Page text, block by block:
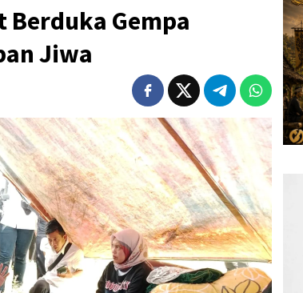
Gempa
Jiwa